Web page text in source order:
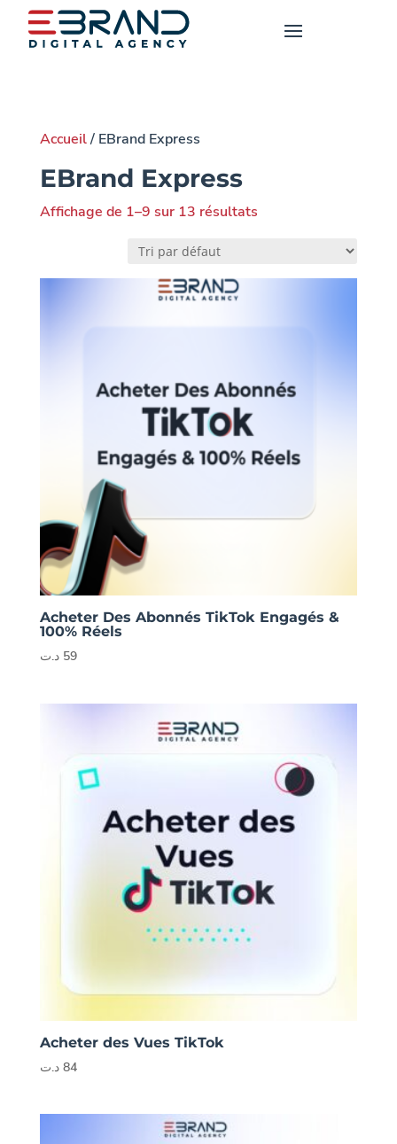
Accueil/ EBrand Express
EBrand Express
Affichage de 1–9 sur 13 résultats
Acheter Des Abonnés TikTok Engagés &
100% Réels
59 د.ت
Acheter des Vues TikTok
84 د.ت